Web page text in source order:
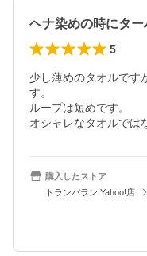
5
少し薄めのタオルです
す。
ループは短めです。
オシャレなタオルでは
購入したストア
トランパラン Yahoo!店